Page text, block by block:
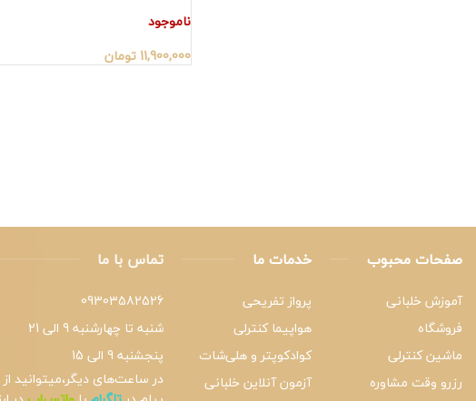
ناموجود
11,900,000 تومان
صفحات محبوب
آموزش خلبانی
فروشگاه
ماشین کنترلی
رزرو وقت مشاوره
خدمات ما
پرواز تفریحی
هواپیما کنترلی
کوادکوپتر و هلی‌شات
آزمون آنلاین خلبانی
تماس با ما
09303582526
شنبه تا چهارشنبه 9 الی 21
پنجشنبه 9 الی 15
در ساعت‌های دیگر،میتوانید